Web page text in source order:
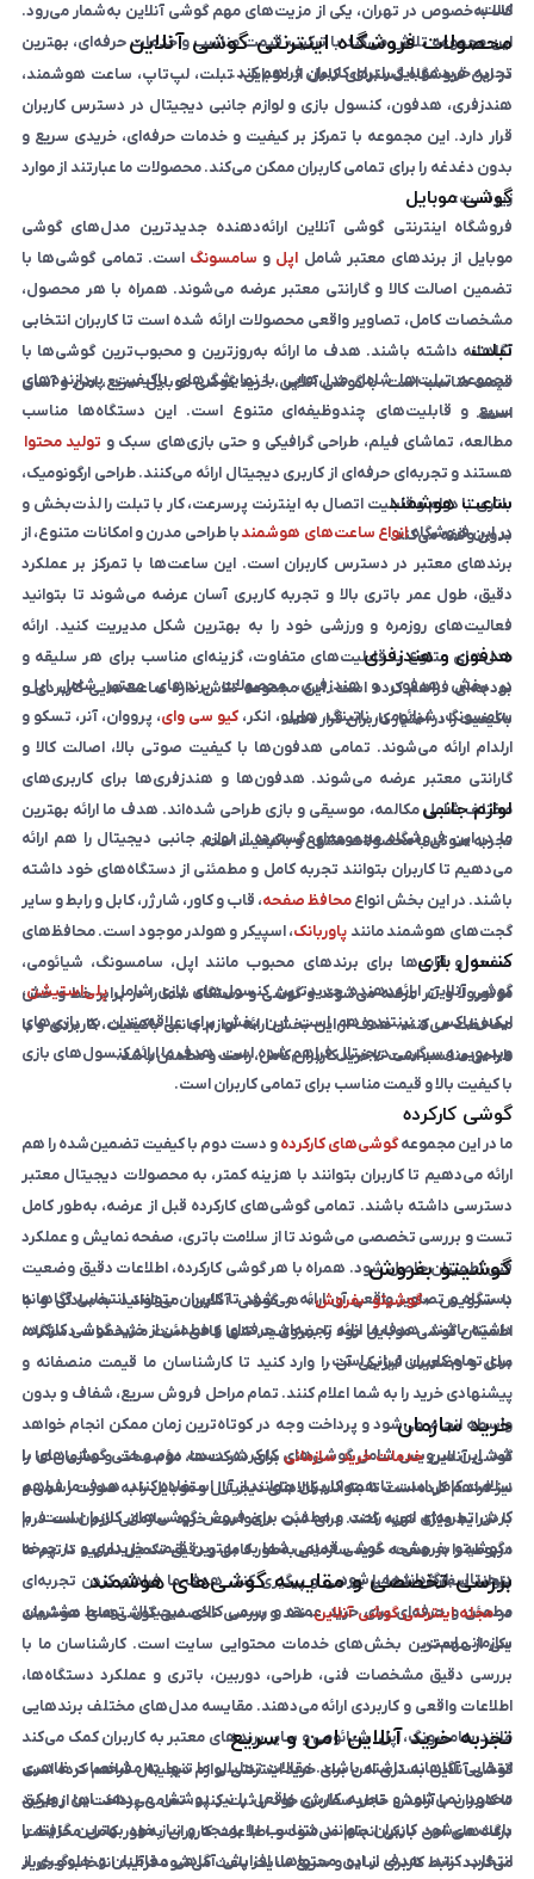
است.
کالا به‌خصوص در تهران، یکی از مزیت‌های مهم گوشی آنلاین به‌شمار می‌رود.
این مجموعه تلاش می‌کند با ترکیب قیمت مناسب و خدمات حرفه‌ای، بهترین
تجربه خرید موبایل را برای کاربران فراهم کند.
محصولات فروشگاه اینترنتی گوشی آنلاین
در این فروشگاه گستره‌ای کامل از موبایل، تبلت، لپ‌تاپ، ساعت هوشمند،
هندزفری، هدفون، کنسول بازی و لوازم جانبی دیجیتال در دسترس کاربران
قرار دارد. این مجموعه با تمرکز بر کیفیت و خدمات حرفه‌ای، خریدی سریع و
بدون دغدغه را برای تمامی کاربران ممکن می‌کند. محصولات ما عبارتند از موارد
زیر است:
گوشی موبایل
فروشگاه اینترنتی گوشی آنلاین ارائه‌دهنده جدیدترین مدل‌های گوشی
موبایل از برندهای معتبر شامل اپل و سامسونگ است. تمامی گوشی‌ها با
تضمین اصالت کالا و گارانتی معتبر عرضه می‌شوند. همراه با هر محصول،
مشخصات کامل، تصاویر واقعی محصولات ارائه شده است تا کاربران انتخابی
آگاهانه داشته باشند. هدف ما ارائه به‌روزترین و محبوب‌ترین گوشی‌ها با
قیمت مناسب است. با گوشی آنلاین، خرید گوشی موبایل سریع، امن و آسان
است.
تبلت
مجموعه تبلت‌ها شامل مدل‌هایی با نمایشگرهای باکیفیت، پردازنده‌های
سریع و قابلیت‌های چندوظیفه‌ای متنوع است. این دستگاه‌ها مناسب
مطالعه، تماشای فیلم، طراحی گرافیکی و حتی بازی‌های سبک و تولید محتوا
هستند و تجربه‌ای حرفه‌ای از کاربری دیجیتال ارائه می‌کنند. طراحی ارگونومیک،
باتری با دوام و قابلیت اتصال به اینترنت پرسرعت، کار با تبلت را لذت‌بخش و
بدون وقفه می‌کند.
ساعت هوشمند
در این فروشگاهانواع ساعت‌های هوشمندبا طراحی مدرن و امکانات متنوع، از
برندهای معتبر در دسترس کاربران است. این ساعت‌ها با تمرکز بر عملکرد
دقیق، طول عمر باتری بالا و تجربه کاربری آسان عرضه می‌شوند تا بتوانید
فعالیت‌های روزمره و ورزشی خود را به بهترین شکل مدیریت کنید. ارائه
مدل‌های متنوع با قابلیت‌های متفاوت، گزینه‌ای مناسب برای هر سلیقه و
بودجه‌ای فراهم کرده است. این مجموعه تلاش دارد ساعت‌هایی کاربردی و
باکیفیت را در اختیار کاربران قرار دهد.
هدفون و هندزفری
در بخش هدفون و هندزفری، محصولات برندهای معتبر شامل اپل،
سامسونگ، شیائومی، ناتینگ، هایلو، انکر، کیو سی وای، پرووان، آنر، تسکو و
ارلدام ارائه می‌شوند. تمامی هدفون‌ها با کیفیت صوتی بالا، اصالت کالا و
گارانتی معتبر عرضه می‌شوند. هدفون‌ها و هندزفری‌ها برای کاربری‌های
مختلف شامل مکالمه، موسیقی و بازی طراحی شده‌اند. هدف ما ارائه بهترین
تجربه صوتی با محصولات متنوع و باکیفیت است.
لوازم جانبی
ما در این فروشگاه مجموعه‌ای گسترده از لوازم جانبی دیجیتال را هم ارائه
می‌دهیم تا کاربران بتوانند تجربه کامل و مطمئنی از دستگاه‌های خود داشته
باشند. در این بخش انواعمحافظ صفحه، قاب و کاور، شارژر، کابل و رابط و سایر
گجت‌های هوشمند مانند پاوربانک، اسپیکر و هولدر موجود است. محافظ‌های
صفحه و قاب‌ها برای برندهای محبوب مانند اپل، سامسونگ، شیائومی،
موتورولا و آنر عرضه می‌شوند و گوشی و دستگاه شما را در برابر خط و خش
محافظت می‌کنند. هدف از این بخش ارائه لوازم جانبی باکیفیت، کاربردی و با
طراحی مناسب است تا خرید کاربران کامل، راحت و مطمئن باشد.
کنسول بازی
گوشی آنلاین ارائه‌دهنده جدیدترین کنسول‌های بازی شاملپلی‌استیشن،
ایکس‌باکس و نینتندو هم است. این بخش برای علاقه‌مندان به بازی‌های
ویدیویی و سرگرمی دیجیتال فراهم شده است. هدف ما ارائه کنسول‌های بازی
با کیفیت بالا و قیمت مناسب برای تمامی کاربران است.
گوشی کارکرده
ما در این مجموعهگوشی‌های کارکردهو دست دوم با کیفیت تضمین‌شده را هم
ارائه می‌دهیم تا کاربران بتوانند با هزینه کمتر، به محصولات دیجیتال معتبر
دسترسی داشته باشند. تمامی گوشی‌های کارکرده قبل از عرضه، به‌طور کامل
تست و بررسی تخصصی می‌شوند تا از سلامت باتری، صفحه نمایش و عملکرد
فنی اطمینان حاصل شود. همراه با هر گوشی کارکرده، اطلاعات دقیق وضعیت
دستگاه و تصاویر واقعی آن ارائه می‌شود تا کاربران بتوانند انتخابی آگاهانه
داشته باشند. هدف ما ارائه تجربه‌ای حرفه‌ای و مطمئن از خرید گوشی کارکرده
برای تمام کاربران ایرانی است.
گوشیتو بفروش
با سرویس «گوشیتو بفروش» در گوشی آنلاین، می‌توانید به‌سادگی و با
اطمینان گوشی موبایل خود را بفروشید. تنها کافی است مشخصات دستگاه،
مدل و وضعیت فیزیکی آن را وارد کنید تا کارشناسان ما قیمت منصفانه و
پیشنهادی خرید را به شما اعلام کنند. تمام مراحل فروش سریع، شفاف و بدون
واسطه انجام می‌شود و پرداخت وجه در کوتاه‌ترین زمان ممکن انجام خواهد
شد. این سرویس شامل گوشی‌های کارکرده، دست دوم و حتی گوشی‌های با
سلامت کامل است تا همه کاربران بتوانند از آن استفاده کنند. هدف ما فراهم
کردن تجربه‌ای امن، راحت و مطمئن برای فروش گوشی‌های کاربران است. با
«گوشیتو بفروش»، گوشی قدیمی شما به بهترین قیمت خریداری و در چرخه
دیجیتال بازگردانده می‌شود.
خرید سازمان
گوشی آنلاینخدمات خرید سازمانیبرای شرکت‌ها، مؤسسات و سازمان‌ها را
نیز فراهم کرده است تا بتوانند کالاهای دیجیتال و موبایل را به صورت رسمی و
با شرایط ویژه تهیه کنند. برای ثبت درخواست خرید سازمانی لازم است فرم
مربوطه را در صفحه خرید سازمانی به‌طور کامل و دقیق تکمیل نمایید تا تیم ما
بتواند سفارش شما را بررسی و پیگیری کند. هدف ما فراهم کردن تجربه‌ای
مطمئن و حرفه‌ای برای خرید عمده و رسمی کالای دیجیتال توسط مشتریان
سازمانی است.
بررسی تخصصی و مقایسه گوشی‌های هوشمند
درمجله اینترنتی گوشی آنلاین، نقد و بررسی تخصصی گوشی‌های هوشمند
یکی از مهم‌ترین بخش‌های خدمات محتوایی سایت است. کارشناسان ما با
بررسی دقیق مشخصات فنی، طراحی، دوربین، باتری و عملکرد دستگاه‌ها،
اطلاعات واقعی و کاربردی ارائه می‌دهند. مقایسه مدل‌های مختلف برندهایی
مانند سامسونگ، اپل، شیائومی و سایر برندهای معتبر به کاربران کمک می‌کند
انتخابی آگاهانه داشته باشند. مقالات تحلیلی ما تنها به مشخصات ظاهری
محدود نمی‌شود و تجربه کاربری واقعی را نیز پوشش می‌دهد. این رویکرد
باعث می‌شود کاربران بتوانند متناسب با بودجه و نیاز خود بهترین گزینه را
انتخاب کنند. هدف از این محتواها، افزایش آگاهی مخاطبان و جلوگیری از
تجربه خرید آنلاین امن و سریع
گوشی آنلاین بستری امن برای خرید اینترنتی لوازم دیجیتال فراهم کرده است
تا کاربران با آرامش خاطر سفارش خود را ثبت کنند. تمامی پرداخت‌ها از طریق
درگاه‌های امن بانکی انجام می‌شود و اطلاعات کاربران به‌طور کامل محافظت
می‌گردد. رابط کاربری ساده و سریع سایت باعث می‌شود فرآیند انتخاب و خرید